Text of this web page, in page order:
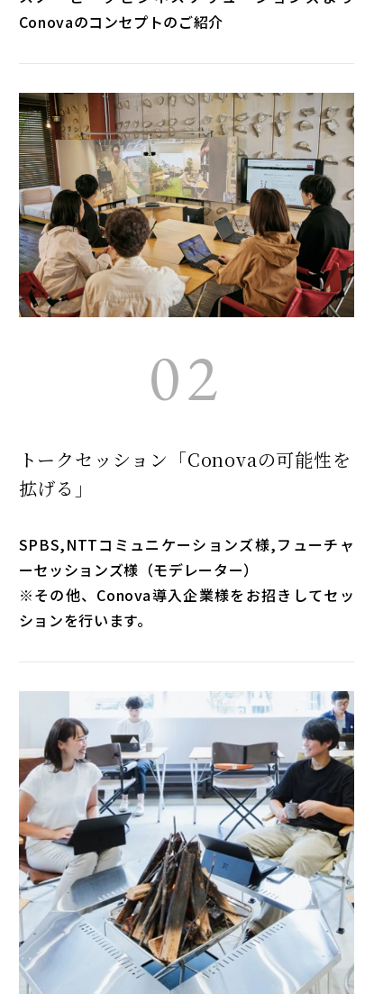
Conovaのコンセプトのご紹介
02
トークセッション「Conovaの可能性を
拡げる」
SPBS,NTTコミュニケーションズ様,フューチャ
ーセッションズ様（モデレーター）
※その他、Conova導入企業様をお招きしてセッ
ションを行います。